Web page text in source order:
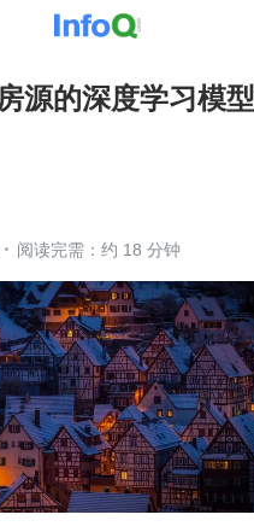
源的深度学习模
阅读完需：约 18 分钟